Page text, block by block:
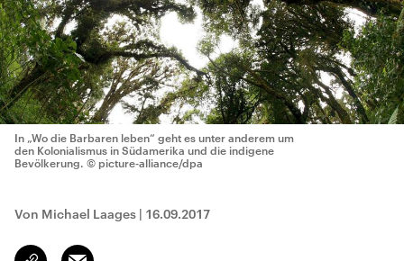
In „Wo die Barbaren leben“ geht es unter anderem um
den Kolonialismus in Südamerika und die indigene
Bevölkerung. © picture-alliance/dpa
Von Michael Laages | 16.09.2017
Link
Email